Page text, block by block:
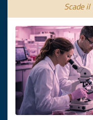
Scade il